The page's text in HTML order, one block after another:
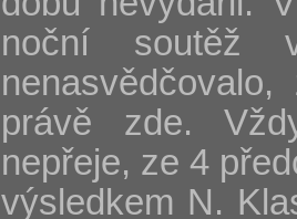
noční soutěž
právě zde.
nepřeje, ze 4
výsledkem N.